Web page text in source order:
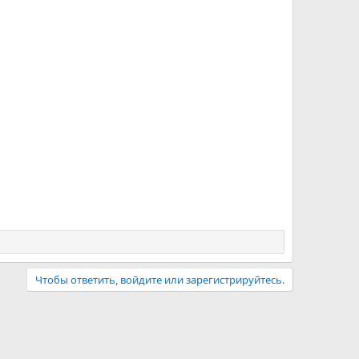
Чтобы ответить, войдите или зарегистрируйтесь.